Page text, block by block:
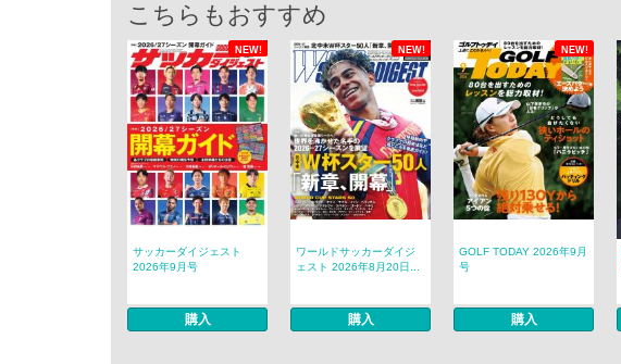
こちらもおすすめ
NEW! NEW! NEW!
サッカーダイジェスト
2026年9月号
購入
ワールドサッカーダイジ
ェスト 2026年8月20日...
購入
GOLF TODAY 2026年9月
号
購入